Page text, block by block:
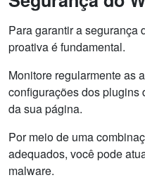
Para garantir a segurança
proativa é fundamental.
Monitore regularmente as
configurações dos plugins
da sua página.
Por meio de uma
adequados, você pode
malware.